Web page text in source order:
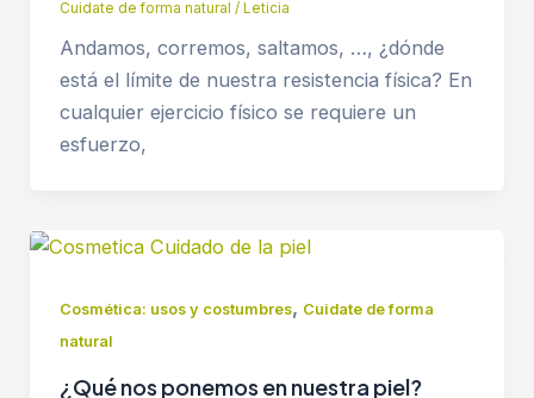
Cuidate de forma natural / Leticia
Andamos, corremos, saltamos, …, ¿dónde
está el límite de nuestra resistencia física? En
cualquier ejercicio físico se requiere un
esfuerzo,
Cosmética: usos y costumbres, Cuidate de forma
natural
¿Qué nos ponemos en nuestra piel?